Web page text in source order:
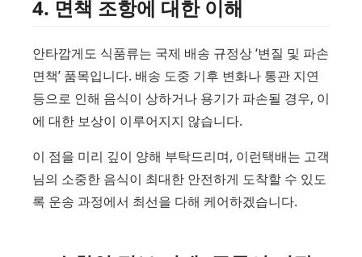
4. 면책 조항에 대한 이해
안타깝게도 식품류는 국제 배송 규정상 ‘변질 및 파손
면책’ 품목입니다. 배송 도중 기후 변화나 통관 지연
등으로 인해 음식이 상하거나 용기가 파손될 경우, 이
에 대한 보상이 이루어지지 않습니다.
이 점을 미리 깊이 양해 부탁드리며, 이런택배는 고객
님의 소중한 음식이 최대한 안전하게 도착할 수 있도
록 운송 과정에서 최선을 다해 케어하겠습니다.